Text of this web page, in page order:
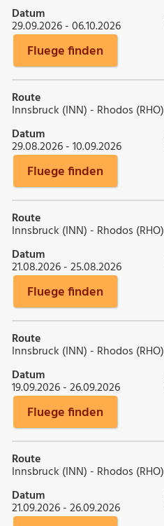
Datum
29.09.2026 - 06.10.2026
Fluege finden
Route
Innsbruck (INN) - Rhodos (RHO)
Datum
29.08.2026 - 10.09.2026
Fluege finden
Route
Innsbruck (INN) - Rhodos (RHO)
Datum
21.08.2026 - 25.08.2026
Fluege finden
Route
Innsbruck (INN) - Rhodos (RHO)
Datum
19.09.2026 - 26.09.2026
Fluege finden
Route
Innsbruck (INN) - Rhodos (RHO)
Datum
21.09.2026 - 26.09.2026